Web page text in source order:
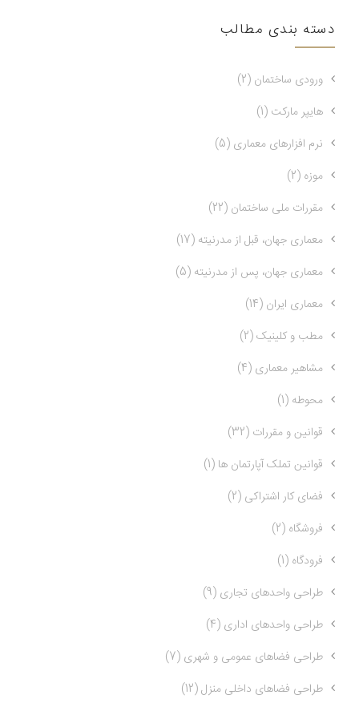
دسته بندی مطالب
ورودی ساختمان (2)
هایپر مارکت (1)
نرم افزارهای معماری (5)
موزه (2)
مقررات ملی ساختمان (22)
معماری جهان، قبل از مدرنیته (17)
معماری جهان، پس از مدرنیته (5)
معماری ایران (14)
مطب و کلینیک (2)
مشاهیر معماری (4)
محوطه (1)
قوانین و مقررات (32)
قوانین تملک آپارتمان ها (1)
فضای کار اشتراکی (2)
فروشگاه (2)
فرودگاه (1)
طراحی واحدهای تجاری (9)
طراحی واحدهای اداری (4)
طراحی فضاهای عمومی و شهری (7)
طراحی فضاهای داخلی منزل (12)